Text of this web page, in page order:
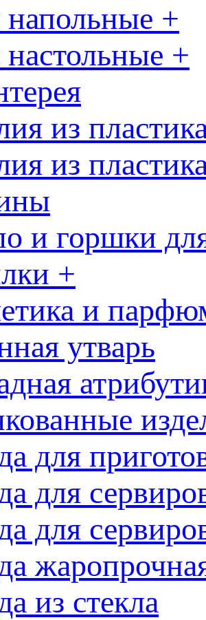
+
+
из
из
и горшки
+
и
утварь
для
для
для
из стекла